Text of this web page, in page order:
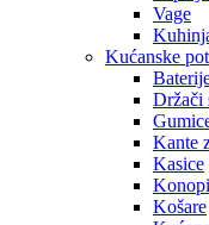
Vage
Kućanske
Držači
Kante
Kasice
Konopi
Košare